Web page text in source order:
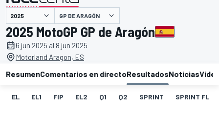
presentado por GP DE ARAGÓN
2025 MotoGP GP de Aragón
6 jun 2025 al 8 jun 2025
Motorland Aragon, ES
ResumenComentarios en directoResultadosNoticias
EL EL1 FIP EL2 Q1 Q2 SPRINT SPRINT FL